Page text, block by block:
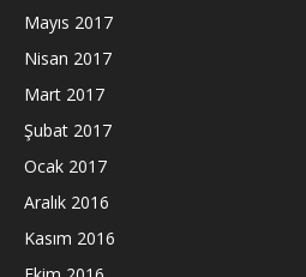
Mayıs 2017
Nisan 2017
Mart 2017
Şubat 2017
Ocak 2017
Aralık 2016
Kasım 2016